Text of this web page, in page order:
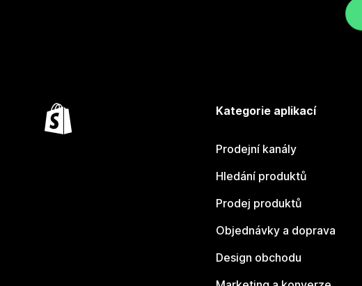
Kategorie aplikací
Prodejní kanály
Hledání produktů
Prodej produktů
Objednávky a doprava
Design obchodu